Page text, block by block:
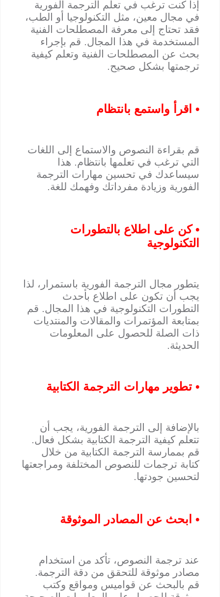
إذا كنت ترغب في تعلم الترجمة الفورية
في مجال معين، مثل التكنولوجيا أو الطب،
فقد تحتاج إلى معرفة المصطلحات الفنية
المستخدمة في هذا المجال. قم بإجراء
بحث عن المصطلحات الفنية وتعلم كيفية
ترجمتها بشكل صحيح.
• اقرأ واستمع بانتظام
قم بقراءة النصوص والاستماع إلى اللغات
التي ترغب في تعلمها بانتظام. هذا
سيساعدك في تحسين مهارات الترجمة
الفورية وزيادة مفرداتك وفهمك للغة.
• كن على اطلاع بالتطورات
التكنولوجية
يتطور مجال الترجمة الفورية باستمرار، لذا
يجب أن تكون على اطلاع بأحدث
التطورات التكنولوجية في هذا المجال. قم
بمتابعة المؤتمرات والمقالات والمنتديات
ذات الصلة للحصول على المعلومات
الحديثة.
• تطوير مهارات الترجمة الكتابية
بالإضافة إلى الترجمة الفورية، يجب أن
تتعلم كيفية الترجمة الكتابية بشكل فعال.
قم بممارسة الترجمة الكتابية من خلال
كتابة ترجمات للنصوص المختلفة ومراجعتها
لتحسين جودتها.
• ابحث عن المصادر الموثوقة
عند ترجمة النصوص، تأكد من استخدام
مصادر موثوقة للتحقق من دقة الترجمة.
قم بالبحث عن قواميس ومواقع وكتب